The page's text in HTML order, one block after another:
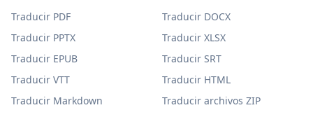
Traducir PDF
Traducir DOCX
Traducir PPTX
Traducir XLSX
Traducir EPUB
Traducir SRT
Traducir VTT
Traducir HTML
Traducir Markdown
Traducir archivos ZIP